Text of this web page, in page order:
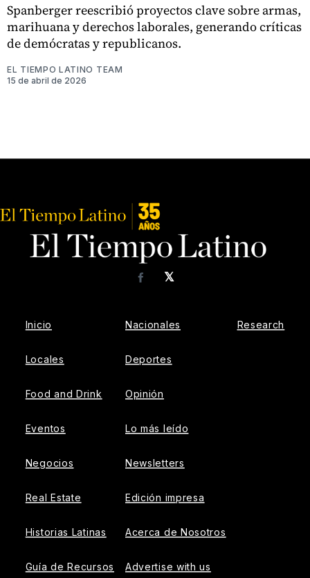
Spanberger reescribió proyectos clave sobre armas,
marihuana y derechos laborales, generando críticas
de demócratas y republicanos.
EL TIEMPO LATINO TEAM
15 de abril de 2026
𝕏
Facebook
Inicio
Locales
Food and Drink
Eventos
Negocios
Real Estate
Historias Latinas
Guía de Recursos
Nacionales
Deportes
Opinión
Lo más leído
Newsletters
Edición impresa
Acerca de Nosotros
Advertise with us
Research